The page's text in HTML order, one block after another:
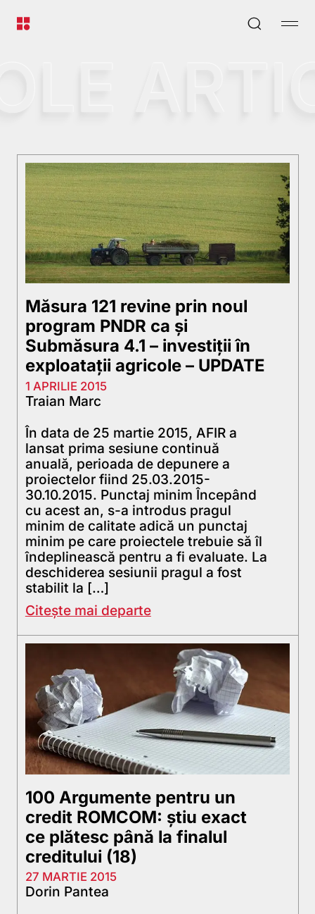
R T
Măsura 121 revine prin noul
program PNDR ca și
Submăsura 4.1 – investiţii în
exploataţii agricole – UPDATE
1 APRILIE 2015
Traian Marc
În data de 25 martie 2015, AFIR a
lansat prima sesiune continuă
anuală, perioada de depunere a
proiectelor fiind 25.03.2015-
30.10.2015. Punctaj minim Începând
cu acest an, s-a introdus pragul
minim de calitate adică un punctaj
minim pe care proiectele trebuie să îl
îndeplinească pentru a fi evaluate. La
deschiderea sesiunii pragul a fost
stabilit la […]
Citește mai departe
100 Argumente pentru un
credit ROMCOM: știu exact
ce plătesc până la finalul
creditului (18)
27 MARTIE 2015
Dorin Pantea